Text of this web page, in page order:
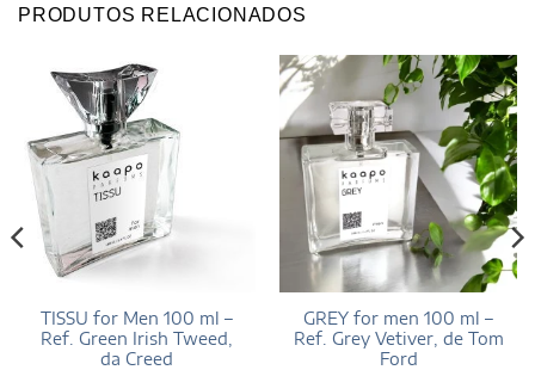
PRODUTOS RELACIONADOS
TISSU for Men 100 ml –
Ref. Green Irish Tweed,
da Creed
GREY for men 100 ml –
Ref. Grey Vetiver, de Tom
Ford